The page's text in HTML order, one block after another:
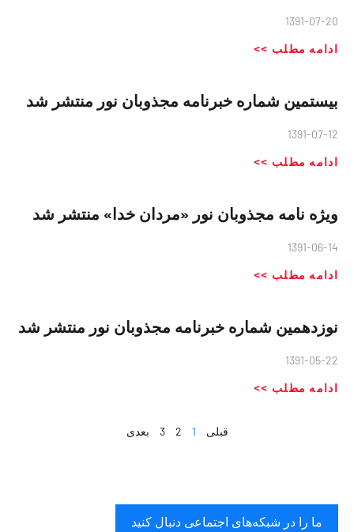
1391-07-20
ادامه مطلب >>
بیستمین شماره خبرنامه مجذوبان نور منتشر شد
1391-07-12
ادامه مطلب >>
ویژه نامه مجذوبان نور «مردان خدا» منتشر شد
1391-06-14
ادامه مطلب >>
نوزدهمین شماره خبرنامه مجذوبان نور منتشر شد
1391-05-22
ادامه مطلب >>
قبلی 1
2
3 بعدی
ما را در شبکه‌های اجتماعی دنبال کنید